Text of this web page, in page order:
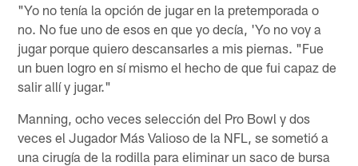
"Yo no tenía la opción de jugar en la pretemporada o
no. No fue uno de esos en que yo decía, 'Yo no voy a
jugar porque quiero descansarles a mis piernas. "Fue
un buen logro en sí mismo el hecho de que fui capaz de
salir allí y jugar."
Manning, ocho veces selección del Pro Bowl y dos
veces el Jugador Más Valioso de la NFL, se sometió a
una cirugía de la rodilla para eliminar un saco de bursa